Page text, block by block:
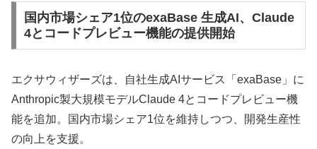
国内市場シェア1位のexaBase 生成AI、Claude
4とコードプレビュー機能の提供開始
エクサウィザーズは、自社生成AIサービス「exaBase」に
Anthropic製大規模モデルClaude 4とコードプレビュー機
能を追加。国内市場シェア1位を維持しつつ、開発生産性
の向上を支援。